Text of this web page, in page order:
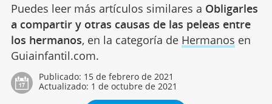
Puedes leer más artículos similares a Obligarles
a compartir y otras causas de las peleas entre
los hermanos, en la categoría de Hermanos en
Guiainfantil.com.
Publicado: 15 de febrero de 2021
Actualizado: 1 de octubre de 2021